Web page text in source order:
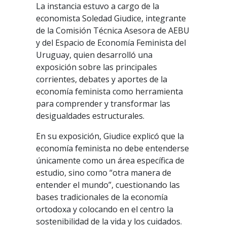
La instancia estuvo a cargo de la
economista Soledad Giudice, integrante
de la Comisión Técnica Asesora de AEBU
y del Espacio de Economía Feminista del
Uruguay, quien desarrolló una
exposición sobre las principales
corrientes, debates y aportes de la
economía feminista como herramienta
para comprender y transformar las
desigualdades estructurales.
En su exposición, Giudice explicó que la
economía feminista no debe entenderse
únicamente como un área específica de
estudio, sino como “otra manera de
entender el mundo”, cuestionando las
bases tradicionales de la economía
ortodoxa y colocando en el centro la
sostenibilidad de la vida y los cuidados.